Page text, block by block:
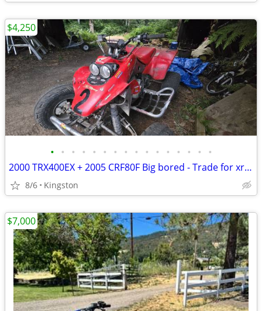
• • • • • • • • • • • • • • • •
2000 TRX400EX + 2005 CRF80F Big bored - Trade for xr650l.
8/6 Kingston
$4,250
$7,000